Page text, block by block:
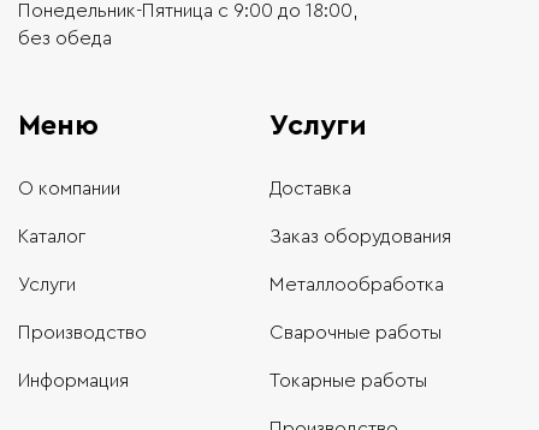
Понедельник-Пятница с 9:00 до 18:00,
без обеда
Меню
О компании
Каталог
Услуги
Производство
Информация
Услуги
Доставка
Заказ оборудования
Металлообработка
Сварочные работы
Токарные работы